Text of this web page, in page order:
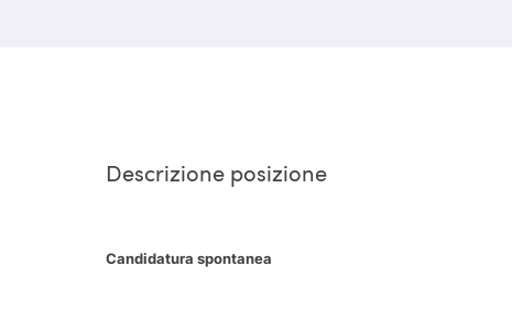
Descrizione posizione
Candidatura spontanea